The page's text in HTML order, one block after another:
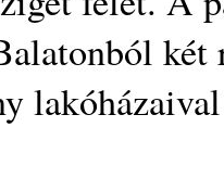
lakóházaival